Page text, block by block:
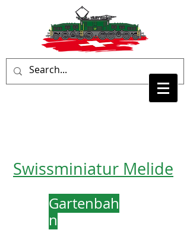
Swissminiatur Melide
Gartenbah
n